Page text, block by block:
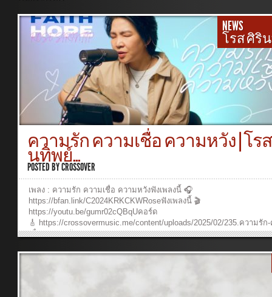
NEWS
โรส ศิริ
ความรัก ความเชื่อ ความหวัง | โร
นทิพย์...
POSTED BYCROSSOVER
เพลง : ความรัก ความเชื่อ ความหวังฟังเพลงนี้ 🎧
https://bfan.link/C2024KRKCKWRoseฟังเพลงนี้ 🎬
https://youtu.be/gumr02cQBqUคอร์ด
🎸 https://crossovermusic.me/content/uploads/2025/02/235.ความรัก
เชื่อ-ความหวัง.pdf Music ProductionProducer: Ruangkit
YongpiyakulVocal: Rose SirintipBackground Vocal: Ruangkit